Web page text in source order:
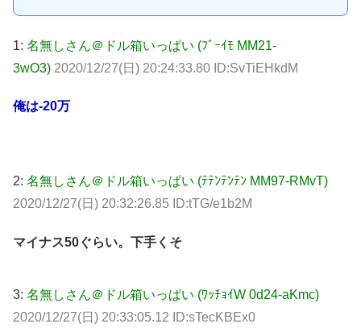
1: 名無しさん＠ドル箱いっぱい (ﾌﾞｰｲﾓ MM21-
3wO3) 2020/12/27(日) 20:24:33.80 ID:SvTiEHkdM
俺は-20万
2: 名無しさん＠ドル箱いっぱい (ﾃﾃﾝﾃﾝﾃﾝ MM97-RMvT)
2020/12/27(日) 20:32:26.85 ID:tTG/e1b2M
マイナス50ぐらい。下手くそ
3: 名無しさん＠ドル箱いっぱい (ﾜｯﾁｮｲW 0d24-aKmc)
2020/12/27(日) 20:33:05.12 ID:sTecKBEx0